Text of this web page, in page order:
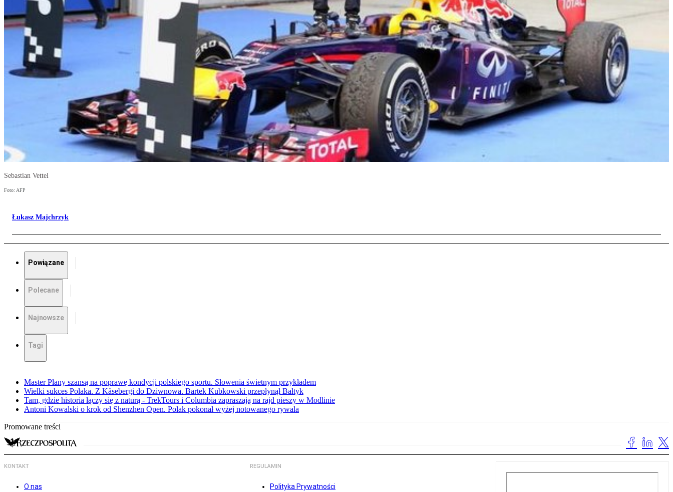
Sebastian Vettel
Foto: AFP
Łukasz Majchrzyk
Powiązane
Polecane
Najnowsze
Tagi
Master Plany szansą na poprawę kondycji polskiego sportu. Słowenia świetnym przykładem
Wielki sukces Polaka. Z Kåsebergi do Dziwnowa. Bartek Kubkowski przepłynął Bałtyk
Tam, gdzie historia łączy się z naturą - TrekTours i Columbia zapraszają na rajd pieszy w Modlinie
Antoni Kowalski o krok od Shenzhen Open. Polak pokonał wyżej notowanego rywala
Promowane treści
KONTAKT
O nas
REGULAMIN
Polityka Prywatności